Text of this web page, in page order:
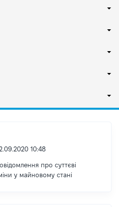
10:48
про суттєві
y майновому стані